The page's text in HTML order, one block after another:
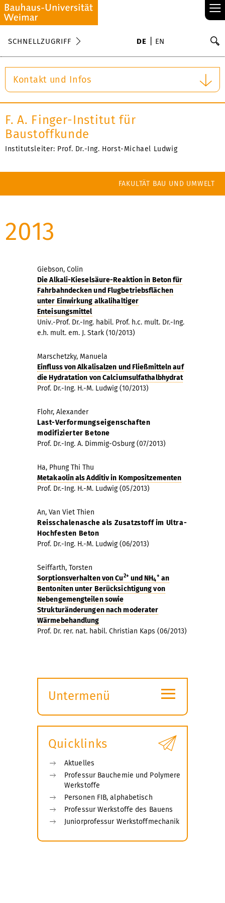
≡
SCHNELLZUGRIFF DE EN
Kontakt und Infos
F. A. Finger-Institut für
Baustoffkunde
Institutsleiter: Prof. Dr.-Ing. Horst-Michael Ludwig
FAKULTÄT BAU UND UMWELT
2013
Giebson, Colin
Die Alkali-Kieselsäure-Reaktion in Beton für
Fahrbahndecken und Flugbetriebsflächen
unter Einwirkung alkalihaltiger
Enteisungsmittel
Univ.-Prof. Dr.-Ing. habil. Prof. h.c. mult. Dr.-Ing.
e.h. mult. em. J. Stark (10/2013)
Marschetzky, Manuela
Einfluss von Alkalisalzen und Fließmitteln auf
die Hydratation von Calciumsulfathalbhydrat
Prof. Dr.-Ing. H.-M. Ludwig (10/2013)
Flohr, Alexander
Last-Verformungseigenschaften
modifizierter Betone
Prof. Dr.-Ing. A. Dimmig-Osburg (07/2013)
Ha, Phung Thi Thu
Metakaolin als Additiv in Kompositzementen
Prof. Dr.-Ing. H.-M. Ludwig (05/2013)
An, Van Viet Thien
Reisschalenasche als Zusatzstoff im Ultra-
Hochfesten Beton
Prof. Dr.-Ing. H.-M. Ludwig (06/2013)
Seiffarth, Torsten
Sorptionsverhalten von Cu2+ und NH4
+ an
Bentoniten unter Berücksichtigung von
Nebengemengteilen sowie
Strukturänderungen nach moderater
Wärmebehandlung
Prof. Dr. rer. nat. habil. Christian Kaps (06/2013)
Untermenü
öffnen
≡
Quicklinks
Aktuelles
Professur Bauchemie und Polymere
Werkstoffe
Personen FIB, alphabetisch
Professur Werkstoffe des Bauens
Juniorprofessur Werkstoffmechanik